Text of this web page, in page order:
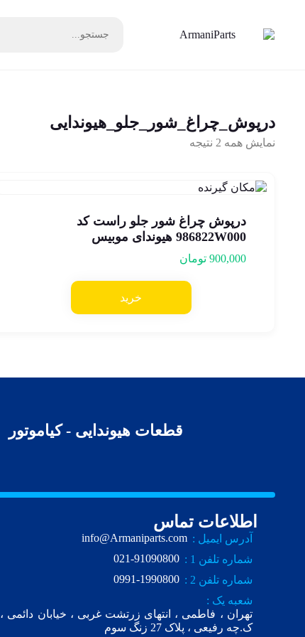
درپوش_چراغ_شور_جلو_هیوندایی
نمایش همه 2 نتیجه
درپوش چراغ شور جلو راست کد
986822W000 هیوندای موبیس
900,000 تومان
خرید
قطعات هیوندایی - کیاموتور
اطلاعات تماس
آدرس ایمیل : info@Armaniparts.com
شماره تلفن 1 :
021-91090800
شماره تلفن 2 :
0991-1990800
شعبه یک :
تهران ، فاطمی ، انتهای زرتشت غربی ، خیابان دائمی ،
ک.چه رفیعی ، پلاک 27 زنگ سوم